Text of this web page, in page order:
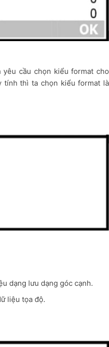
cầu chọn kiểu format cho
tính thì ta chọn kiểu format là
dạng lưu dạng góc cạnh.
liệu tọa độ.